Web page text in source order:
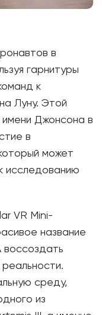
в
гарнитуры
к
Луну. Этой
Джонсона в
в
может
исследованию
VR Mini-
название
воссоздать
реальности.
среду,
из